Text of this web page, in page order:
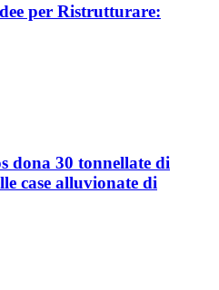
per Ristrutturare:
dona 30 tonnellate di
case alluvionate di